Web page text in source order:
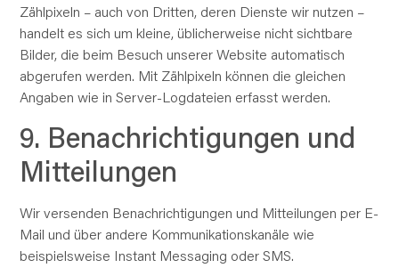
Zählpixeln – auch von Dritten, deren Dienste wir nutzen –
handelt es sich um kleine, üblicherweise nicht sichtbare
Bilder, die beim Besuch unserer Website automatisch
abgerufen werden. Mit Zählpixeln können die gleichen
Angaben wie in Server-Logdateien erfasst werden.
9. Benachrichtigungen und
Mitteilungen
Wir versenden Benachrichtigungen und Mitteilungen per E-
Mail und über andere Kommunikationskanäle wie
beispielsweise Instant Messaging oder SMS.